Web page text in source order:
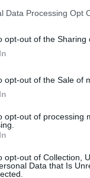
Data Processing Opt
opt-out of the Sharing
opt-out of the Sale of
opt-out of processing
opt-out of Collection,
Data that Is
a kukába a
egy teljesen új,
,Kárpáti Rebeka,